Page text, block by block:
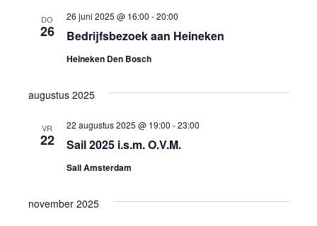
DO
26 Bedrijfsbezoek aan Heineken
26 juni 2025 @ 16:00 -20:00
Heineken Den Bosch
augustus 2025
VR
22 Sail 2025 i.s.m. O.V.M.
22 augustus 2025 @ 19:00 -23:00
Sail Amsterdam
november 2025